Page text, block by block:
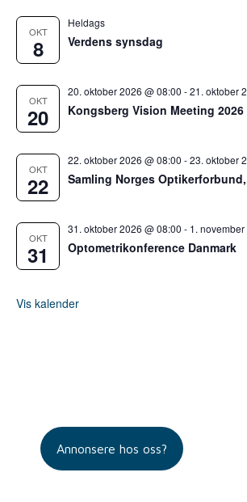
OKT
8
Heldags
Verdens synsdag
OKT
20
20. oktober 2026 @ 08:00 -21. oktober
Kongsberg Vision Meeting 2026
OKT
22
22. oktober 2026 @ 08:00 -23. oktober
Samling Norges
OKT
31
31. oktober 2026 @ 08:00 - 1.
Optometrikonference Danmark
Vis kalender
Annonsere hos oss?